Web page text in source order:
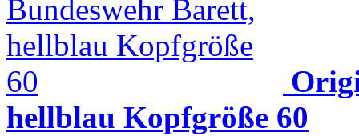
hellblau Kopfgröße 60